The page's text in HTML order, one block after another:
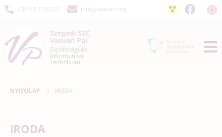
+36-62 425-322 info@vasvari.org
Szegedi SZC
Vasvári Pál
Gazdasági és
Informatikai
Technikum
NYITÓLAP IRODA
IRODA